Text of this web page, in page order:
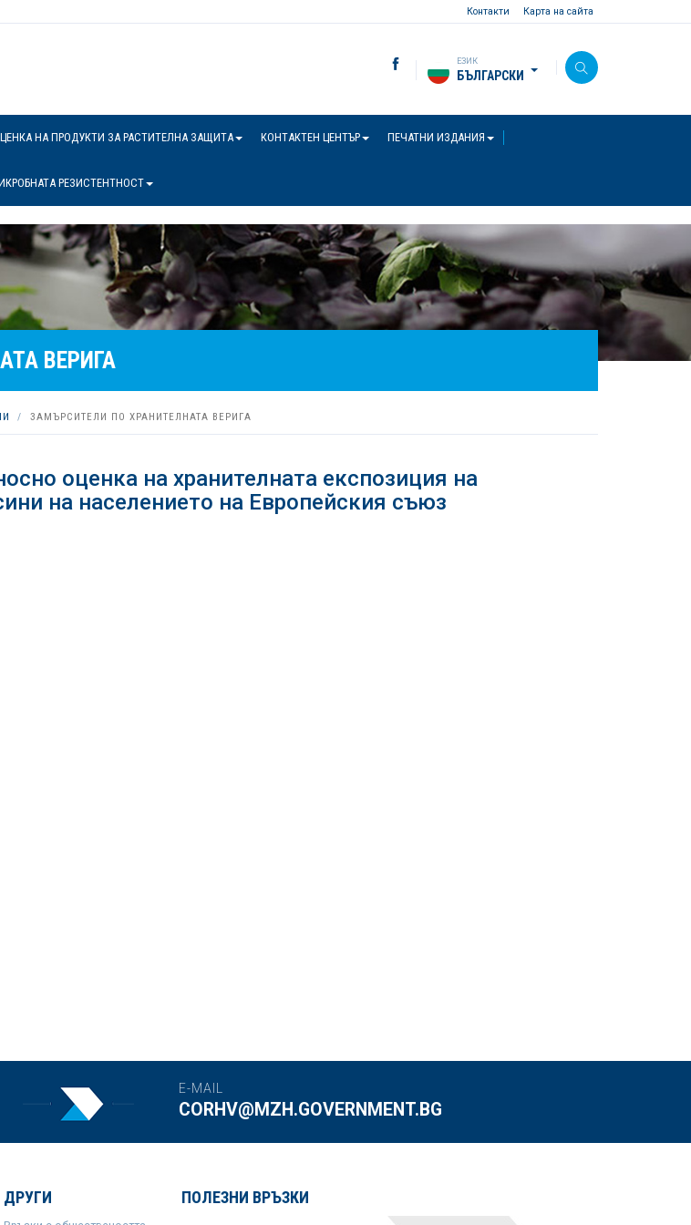
Контакти Карта на сайта
ЕЗИК
БЪЛГАРСКИ
НА ПРОДУКТИ ЗА РАСТИТЕЛНА ЗАЩИТА КОНТАКТЕН ЦЕНТЪР ПЕЧАТНИ ИЗДАНИЯ
РЕЗИСТЕНТНОСТ
ВЕРИГА
ЗАМЪРСИТЕЛИ ПО ХРАНИТЕЛНАТА ВЕРИГА
оценка на хранителната експозиция на
на населението на Европейския съюз
E-MAIL
CORHV@MZH.GOVERNMENT.BG
ДРУГИ ПОЛЕЗНИ ВРЪЗКИ